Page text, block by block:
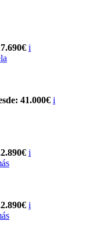
i
41.000€ i
i
i